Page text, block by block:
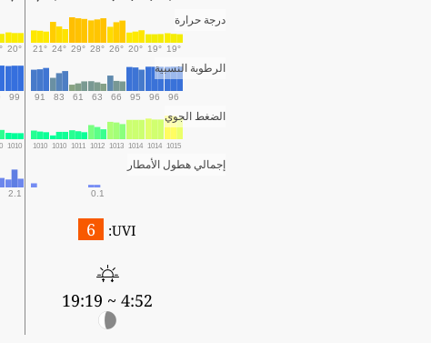
درجة حرارة
19°
19°
20°
26°
28°
29°
24°
21°
20°
الرطوبة النسبية
96
96
95
66
63
61
83
91
99
الضغط الجوي
1015
1014
1014
1013
1012
1011
1010
1010
1010
إجمالي هطول الأمطار
0.1
2.1
UVI:
6
4:52 ~ 19:19